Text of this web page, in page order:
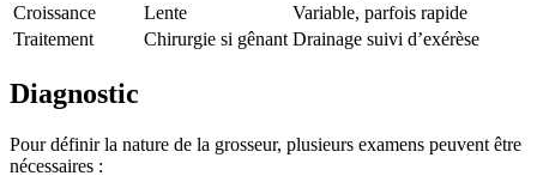
Croissance
Lente
Variable, parfois rapide
Traitement
Chirurgie si gênant Drainage suivi d’exérèse
Diagnostic
Pour définir la nature de la grosseur, plusieurs examens peuvent être
nécessaires :